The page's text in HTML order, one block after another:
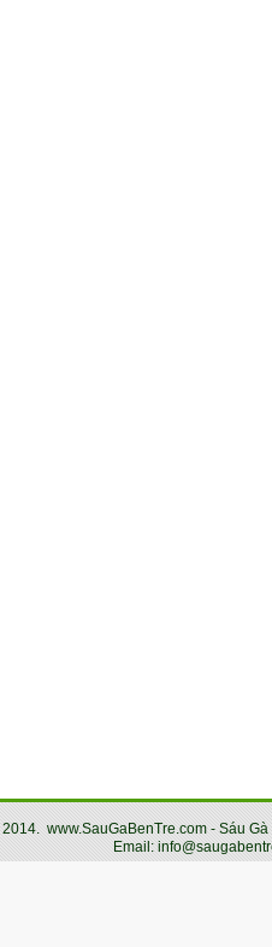
2014. www.SauGaBenTre.com - Sáu
Email: